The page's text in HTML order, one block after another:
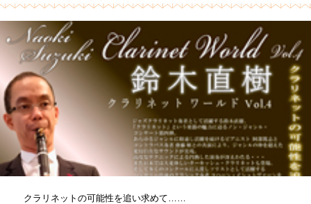
クラリネットの可能性を追い求めて……